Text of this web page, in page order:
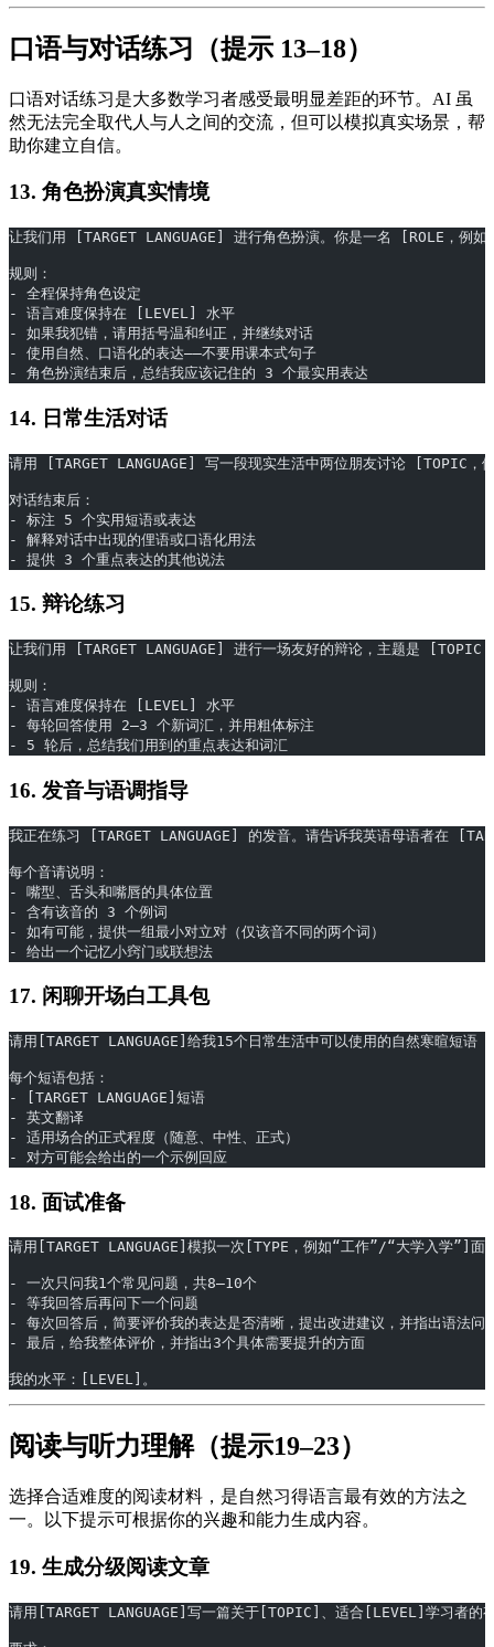
口语与对话练习（提示 13–18）
口语对话练习是大多数学习者感受最明显差距的环节。AI 虽
然无法完全取代人与人之间的交流，但可以模拟真实场景，帮
助你建立自信。
13. 角色扮演真实情境
让我们用 [TARGET LANGUAGE] 进行角色扮演。你是一名 [ROLE，例
规则：
- 全程保持角色设定
- 语言难度保持在 [LEVEL] 水平
- 如果我犯错，请用括号温和纠正，并继续对话
- 使用自然、口语化的表达——不要用课本式句子
- 角色扮演结束后，总结我应该记住的 3 个最实用表达
14. 日常生活对话
请用 [TARGET LANGUAGE] 写一段现实生活中两位朋友讨论 [TOPIC
对话结束后：
- 标注 5 个实用短语或表达
- 解释对话中出现的俚语或口语化用法
- 提供 3 个重点表达的其他说法
15. 辩论练习
让我们用 [TARGET LANGUAGE] 进行一场友好的辩论，主题是 [TOPIC
规则：
- 语言难度保持在 [LEVEL] 水平
- 每轮回答使用 2–3 个新词汇，并用粗体标注
- 5 轮后，总结我们用到的重点表达和词汇
16. 发音与语调指导
我正在练习 [TARGET LANGUAGE] 的发音。请告诉我英语母语者在
每个音请说明：
- 嘴型、舌头和嘴唇的具体位置
- 含有该音的 3 个例词
- 如有可能，提供一组最小对立对（仅该音不同的两个词）
- 给出一个记忆小窍门或联想法
17. 闲聊开场白工具包
请用[TARGET LANGUAGE]给我15个日常生活中可以使用的自然寒暄短语
每个短语包括：
- [TARGET LANGUAGE]短语
- 英文翻译
- 适用场合的正式程度（随意、中性、正式）
- 对方可能会给出的一个示例回应
18. 面试准备
请用[TARGET LANGUAGE]模拟一次[TYPE，例如“工作”/“大学入学”]面
- 一次只问我1个常见问题，共8–10个
- 等我回答后再问下一个问题
- 每次回答后，简要评价我的表达是否清晰，提出改进建议，并指出语法问
- 最后，给我整体评价，并指出3个具体需要提升的方面
我的水平：[LEVEL]。
阅读与听力理解（提示19–23）
选择合适难度的阅读材料，是自然习得语言最有效的方法之
一。以下提示可根据你的兴趣和能力生成内容。
19. 生成分级阅读文章
请用[TARGET LANGUAGE]写一篇关于[TOPIC]、适合[LEVEL]学习者的